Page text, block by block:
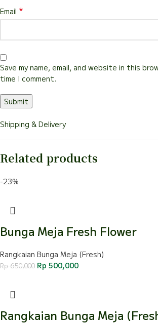
Email *
Save my name, email, and website in this
time I comment.
Shipping & Delivery
Related products
-23%
Bunga Meja Fresh Flower
Rangkaian Bunga Meja (Fresh)
Rp650,000 Rp 500,000
Rangkaian Bunga Meja